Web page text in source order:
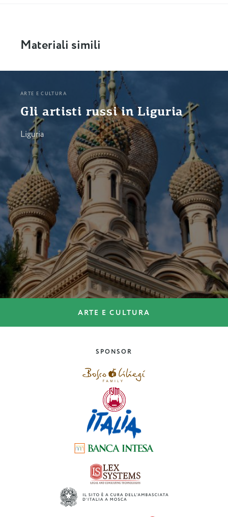
Materiali simili
ARTE E CULTURA
Gli artisti russi in Liguria
Liguria
ARTE E CULTURA
SPONSOR